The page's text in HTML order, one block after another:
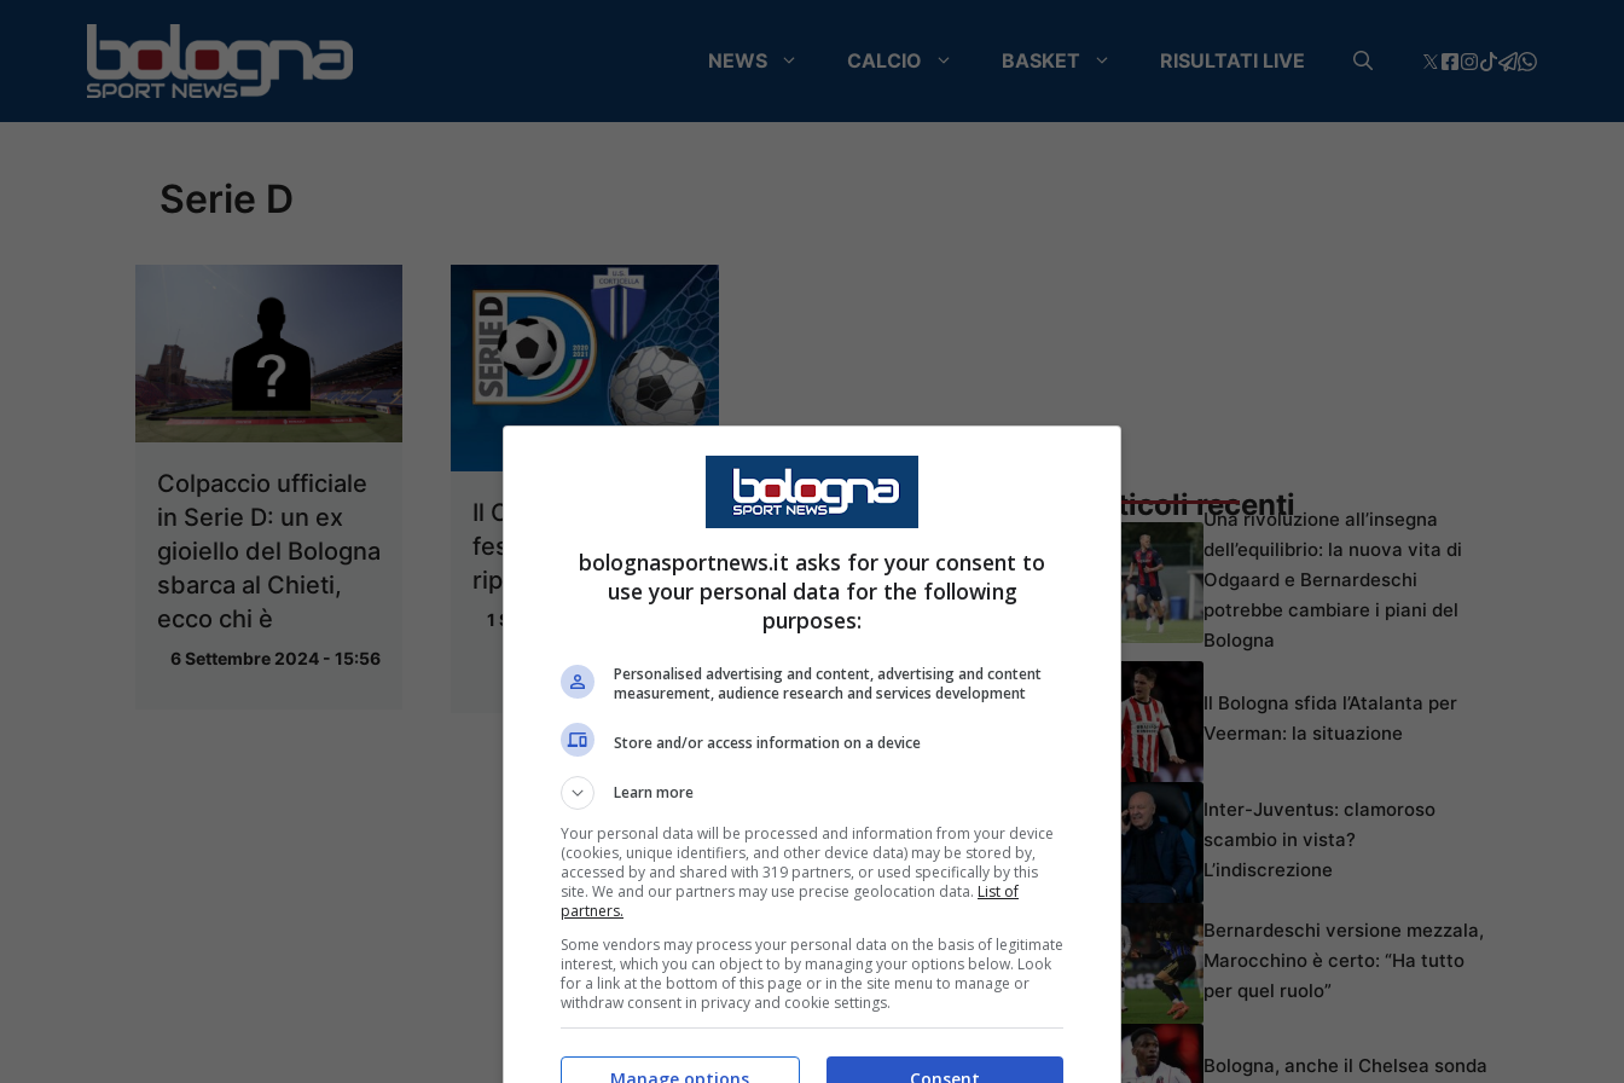
contenuto
NEWS CALCIO BASKET RISULTATI LIVE
Serie D
Colpaccio ufficiale
in Serie D: un ex
gioiello del Bologna
sbarca al Chieti,
ecco chi è
6 Settembre 2024 - 15:56
Il Corticella
festeggia: è
ripescato in D
1 Settembre 2020 - 10:42
Articoli recentiUna rivoluzione all’insegna
dell’equilibrio: la nuova vita di
Odgaard e Bernardeschi
potrebbe cambiare i piani del
Bologna
Il Bologna sfida l’Atalanta per
Veerman: la situazione
Inter-Juventus: clamoroso
scambio in vista?
L’indiscrezione
Bernardeschi versione mezzala,
Marocchino è certo: “Ha tutto
per quel ruolo”
Bologna, anche il Chelsea sonda
bolognasportnews.it asks for your consent to
use your personal data for the following
purposes:
Personalised advertising and content, advertising and content
measurement, audience research and services development
Store and/or access information on a device
Learn more
Your personal data will be processed and information from your device
(cookies, unique identifiers, and other device data) may be stored by,
accessed by and shared with 319 partners, or used specifically by this
site. We and our partners may use precise geolocation data. List of
partners.
Some vendors may process your personal data on the basis of legitimate
interest, which you can object to by managing your options below. Look
for a link at the bottom of this page or in the site menu to manage or
withdraw consent in privacy and cookie settings.
Consent
Manage options